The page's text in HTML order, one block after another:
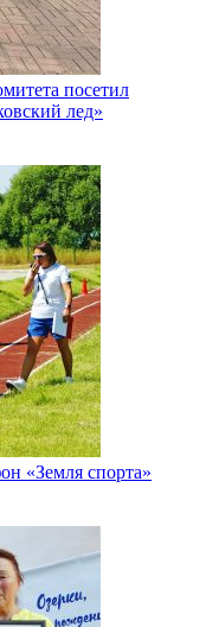
посетил
лед»
«Земля спорта»